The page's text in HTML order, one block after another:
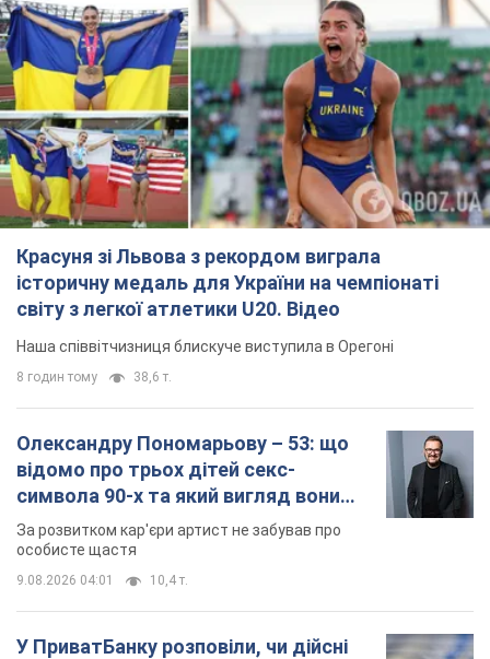
Красуня зі Львова з рекордом виграла
історичну медаль для України на чемпіонаті
світу з легкої атлетики U20. Відео
Наша співвітчизниця блискуче виступила в Орегоні
8 годин тому 38,6 т.
Олександру Пономарьову – 53: що
відомо про трьох дітей секс-
символа 90-х та який вигляд вони
мають
За розвитком кар'єри артист не забував про
особисте щастя
9.08.2026 04:01 10,4 т.
У ПриватБанку розповіли, чи дійсні